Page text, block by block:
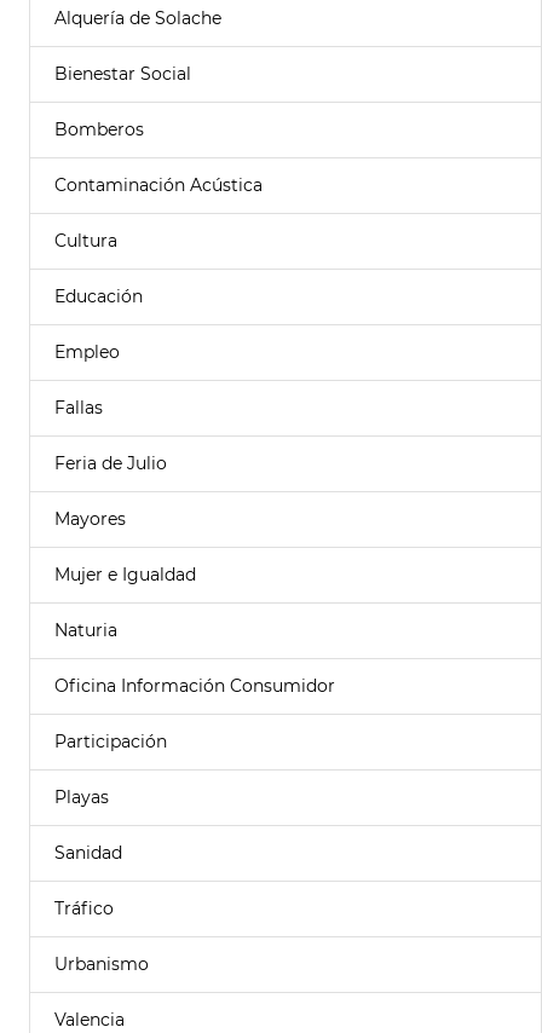
Alquería de Solache
Bienestar Social
Bomberos
Contaminación Acústica
Cultura
Educación
Empleo
Fallas
Feria de Julio
Mayores
Mujer e Igualdad
Naturia
Oficina Información Consumidor
Participación
Playas
Sanidad
Tráfico
Urbanismo
Valencia